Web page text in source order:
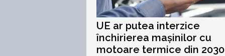
UE ar putea interzice
închirierea mașinilor cu
motoare termice din 2030